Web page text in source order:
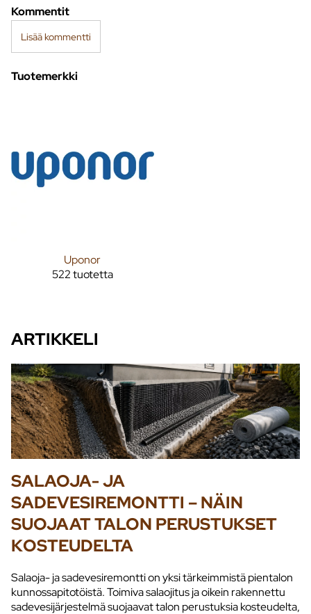
Kommentit
Lisää kommentti
Tuotemerkki
Uponor
522 tuotetta
ARTIKKELI
SALAOJA- JA
SADEVESIREMONTTI – NÄIN
SUOJAAT TALON PERUSTUKSET
KOSTEUDELTA
Salaoja- ja sadevesiremontti on yksi tärkeimmistä pientalon
kunnossapitotöistä. Toimiva salaojitus ja oikein rakennettu
sadevesijärjestelmä suojaavat talon perustuksia kosteudelta,